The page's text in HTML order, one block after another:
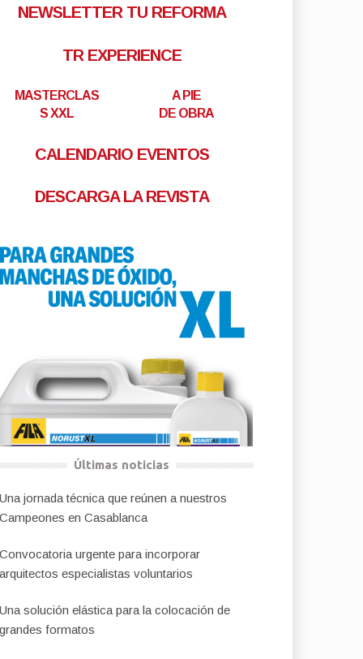
NEWSLETTER TU REFORMA
TR EXPERIENCE
MASTERCLAS
S XXL
A PIE
DE OBRA
CALENDARIO EVENTOS
DESCARGA LA REVISTA
Últimas noticias
Una jornada técnica que reúnen a nuestros
Campeones en Casablanca
Convocatoria urgente para incorporar
arquitectos especialistas voluntarios
Una solución elástica para la colocación de
grandes formatos